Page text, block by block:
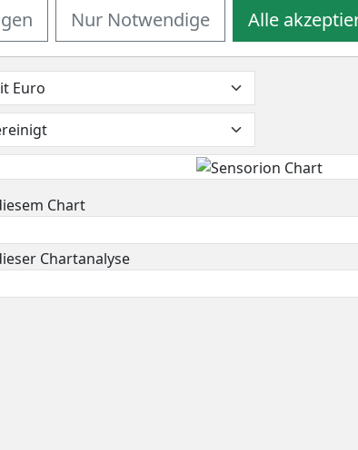
befindet. Das 52-Wochentief markierte die
EUR erholen und damit um 28,9% seit Tief
Chart
Chartanalyse
Nur Notwendige Alle